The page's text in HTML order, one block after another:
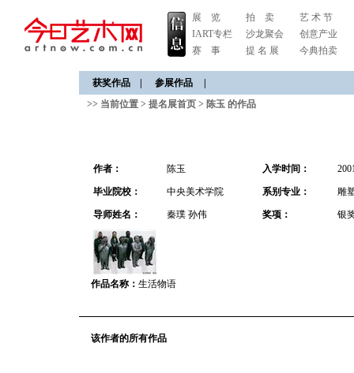
展 览
IART专栏
赛 事
拍 卖
沙龙聚会
提 名 展
艺 术 节
创意产业
今典拍卖
获奖作品 参展作品
>> 当前位置 > 提名展首页 > 陈玉 的作品
作者： 陈玉 入学时间：
毕业院校： 中央美术学院 系别专业： 雕
导师姓名： 秦璞 孙伟 奖项： 银
作品名称： 生活物语
该作者的所有作品